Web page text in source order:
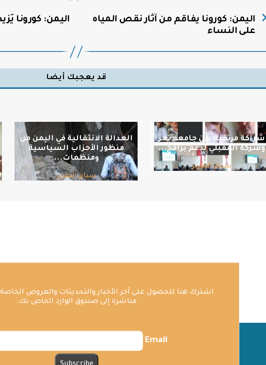
اليمن: كورونا يفاقم من آثار نقص المياه
على النساء
اليمن: كورونا
قد يعجبك أيضا
شراكة مرتقبة بين جامعة تعز
وشركة المقبلي لدعم برامج...
سياق التقرير
العدالة الانتقالية في اليمن من
منظور الأحزاب السياسية
ومنظمات...
سياق التقرير
اشترك هنا للحصول على آخر الأخبار والتحديثات والعروض
مباشرة إلى صندوق الوارد الخاص بك.
Email